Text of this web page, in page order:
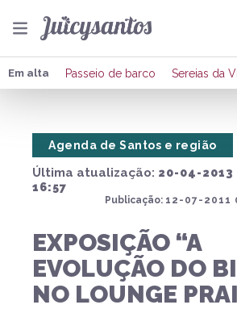
Em alta Passeio de barco Sereias da
Última atualização: 20-04-2013
16:57
Publicação: 12-07-2011
Agenda de Santos e região
EXPOSIÇÃO “A
EVOLUÇÃO DO
NO LOUNGE